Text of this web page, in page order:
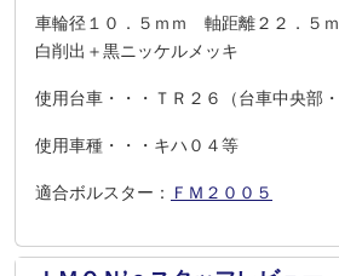
車輪径１０．５ｍｍ 軸距離２２．５
白削出＋黒ニッケルメッキ
使用台車・・・ＴＲ２６（台車中央部・
使用車種・・・キハ０４等
適合ボルスター： ＦＭ２００５